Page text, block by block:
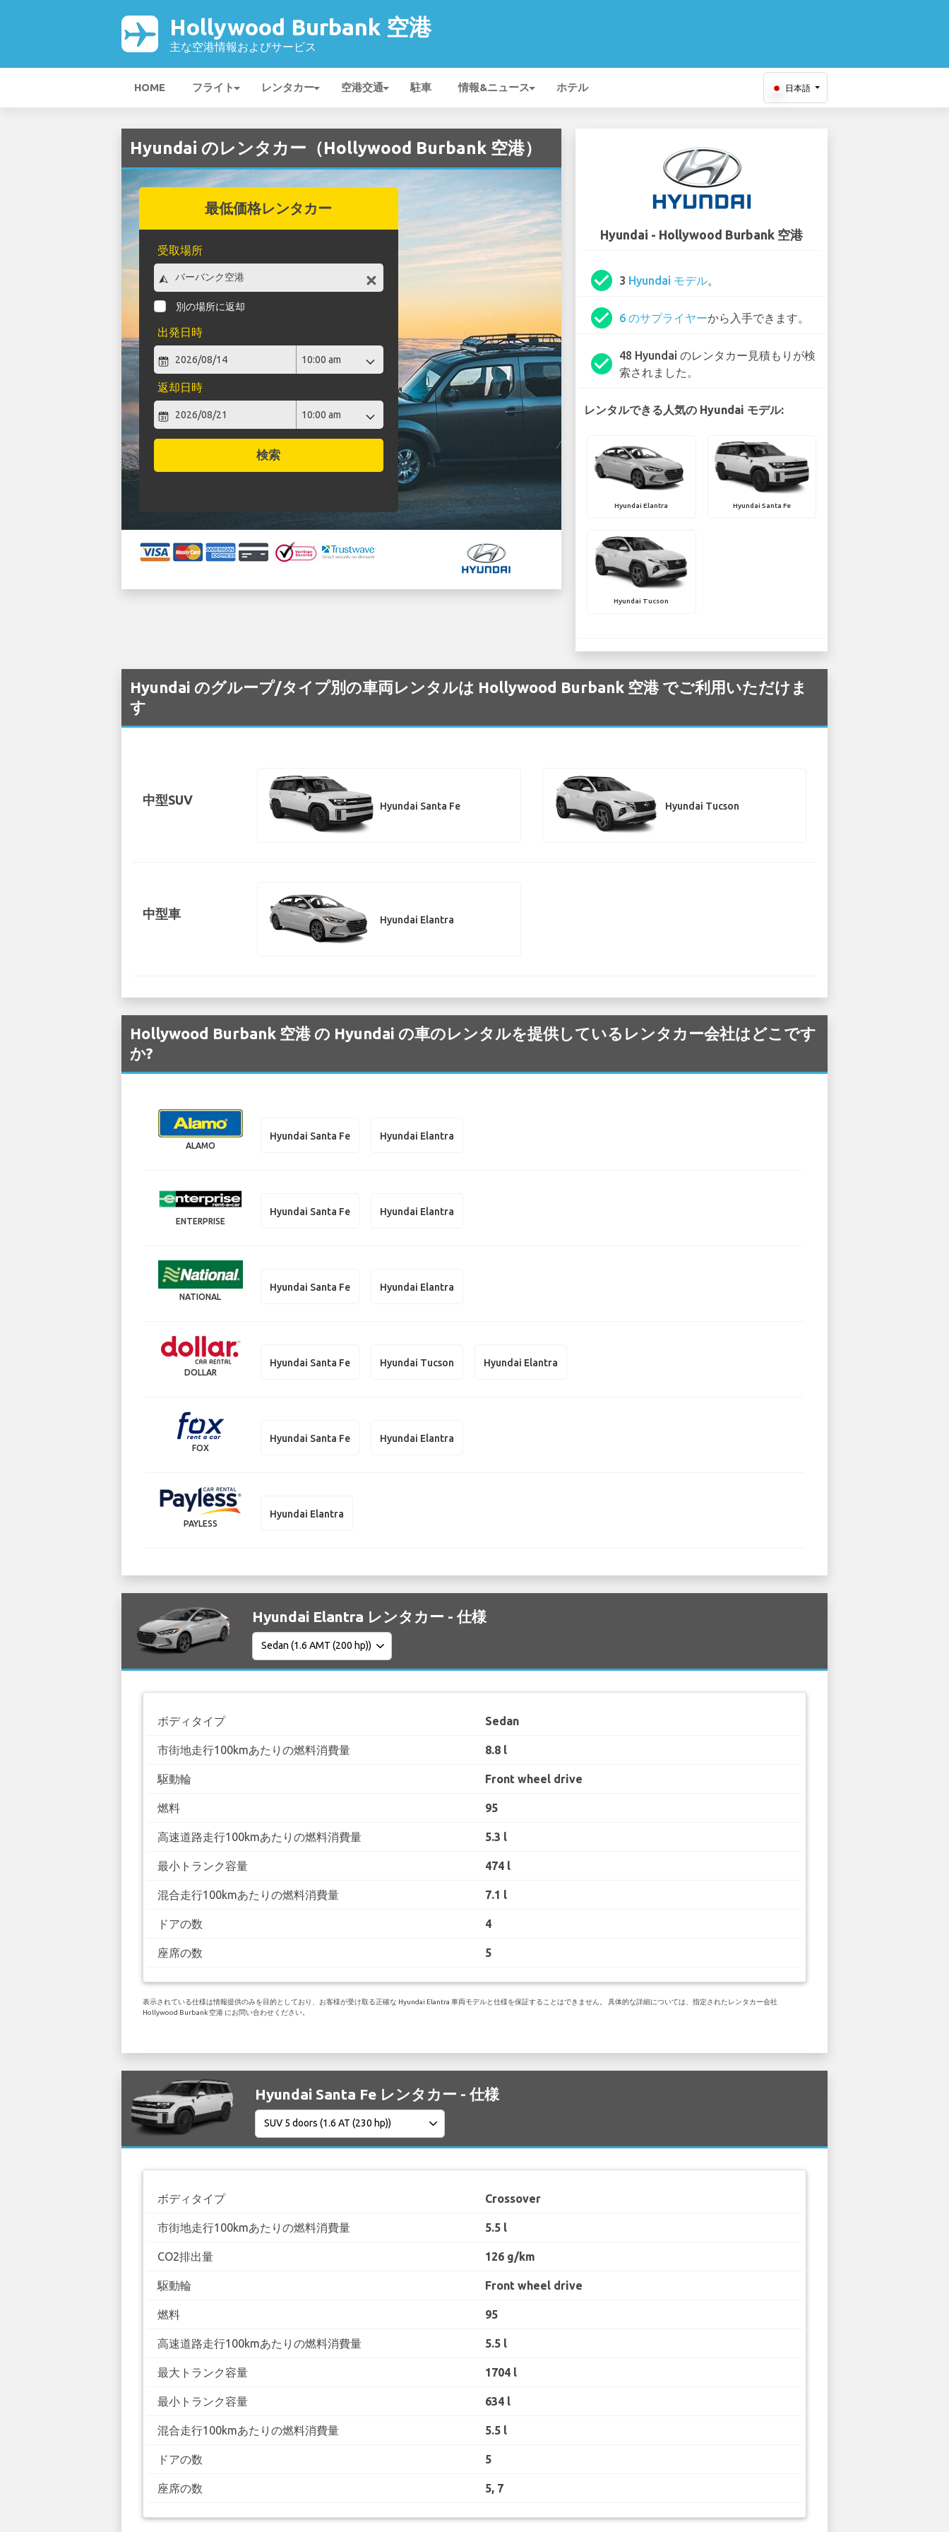
Hollywood Burbank 空港
主な空港情報およびサービス
HOME フライト レンタカー 空港交通 駐車 情報&ニュース ホテル 日本語
Hyundai のレンタカー（Hollywood Burbank 空港）
最低価格レンタカー
受取場所
別の場所に返却
出発日時
返却日時
検索
Hyundai - Hollywood Burbank 空港
check_circle 3 Hyundai モデル。
check_circle 6 のサプライヤーから入手できます。
check_circle
48 Hyundai のレンタカー見積もりが検
索されました。
レンタルできる人気の Hyundai モデル:
Hyundai Elantra Hyundai Santa Fe
Hyundai Tucson
Hyundai のグループ/タイプ別の車両レンタルは Hollywood Burbank 空港 でご利用いただけま
す
中型SUV Hyundai Santa Fe Hyundai Tucson
中型車 Hyundai Elantra
Hollywood Burbank 空港 の Hyundai の車のレンタルを提供しているレンタカー会社はどこです
か?
ALAMO
Hyundai Santa Fe Hyundai Elantra
ENTERPRISE
Hyundai Santa Fe Hyundai Elantra
NATIONAL
Hyundai Santa Fe Hyundai Elantra
DOLLAR
Hyundai Santa Fe Hyundai Tucson Hyundai Elantra
FOX
Hyundai Santa Fe Hyundai Elantra
PAYLESS
Hyundai Elantra
Hyundai Elantra レンタカー - 仕様
ボディタイプ Sedan
市街地走行100kmあたりの燃料消費量 8.8 l
駆動輪 Front wheel drive
燃料 95
高速道路走行100kmあたりの燃料消費量 5.3 l
最小トランク容量 474 l
混合走行100kmあたりの燃料消費量 7.1 l
ドアの数 4
座席の数 5
表示されている仕様は情報提供のみを目的としており、お客様が受け取る正確な Hyundai Elantra 車両モデルと仕様を保証することはできません。 具体的な詳細については、指定されたレンタカー会社
Hollywood Burbank 空港 にお問い合わせください。
Hyundai Santa Fe レンタカー - 仕様
ボディタイプ Crossover
市街地走行100kmあたりの燃料消費量 5.5 l
CO2排出量 126 g/km
駆動輪 Front wheel drive
燃料 95
高速道路走行100kmあたりの燃料消費量 5.5 l
最大トランク容量 1704 l
最小トランク容量 634 l
混合走行100kmあたりの燃料消費量 5.5 l
ドアの数 5
座席の数 5, 7